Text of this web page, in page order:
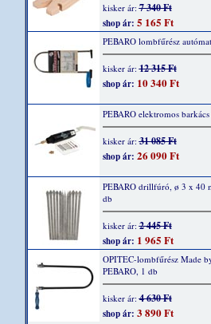
kisker ár:7 340 Ft
shop ár: 5 165 Ft
PEBARO lombfűrész
kisker ár:12 315 Ft
shop ár: 10 340 Ft
PEBARO elektromos
kisker ár:31 085 Ft
shop ár: 26 090 Ft
PEBARO drillfúró, ø 3 x 40
db
kisker ár:2 445 Ft
shop ár: 1 965 Ft
OPITEC-lombfűrész Made
PEBARO, 1 db
kisker ár:4 630 Ft
shop ár: 3 890 Ft